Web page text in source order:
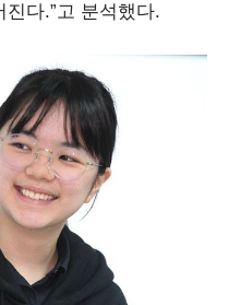
다.”고 분석했다.